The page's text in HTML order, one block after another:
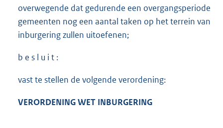
overwegende dat gedurende een overgangsperiode
gemeenten nog een aantal taken op het terrein van
inburgering zullen uitoefenen;
b e s l u i t :
vast te stellen de volgende verordening:
VERORDENING WET INBURGERING